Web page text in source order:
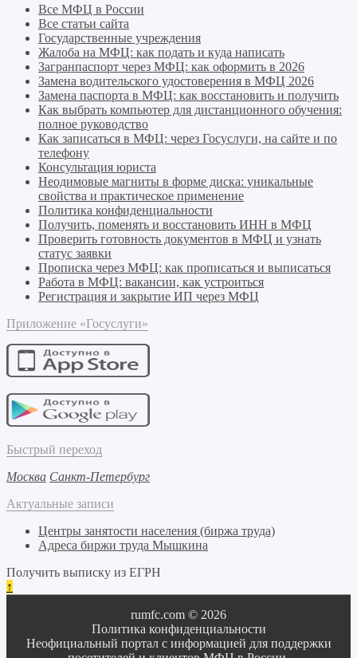
Все МФЦ в России
Все статьи сайта
Государственные учреждения
Жалоба на МФЦ: как подать и куда написать
Загранпаспорт через МФЦ: как оформить в 2026
Замена водительского удостоверения в МФЦ 2026
Замена паспорта в МФЦ: как восстановить и получить
Как выбрать компьютер для дистанционного обучения:
полное руководство
Как записаться в МФЦ: через Госуслуги, на сайте и по
телефону
Консультация юриста
Неодимовые магниты в форме диска: уникальные
свойства и практическое применение
Политика конфиденциальности
Получить, поменять и восстановить ИНН в МФЦ
Проверить готовность документов в МФЦ и узнать
статус заявки
Прописка через МФЦ: как прописаться и выписаться
Работа в МФЦ: вакансии, как устроиться
Регистрация и закрытие ИП через МФЦ
Приложение «Госуслуги»
Быстрый переход
Москва Санкт-Петербург
Актуальные записи
Центры занятости населения (биржа труда)
Адреса биржи труда Мышкина
Получить выписку из ЕГРН
↑
rumfc.com © 2026
Политика конфиденциальности
Неофициальный портал с информацией для поддержки